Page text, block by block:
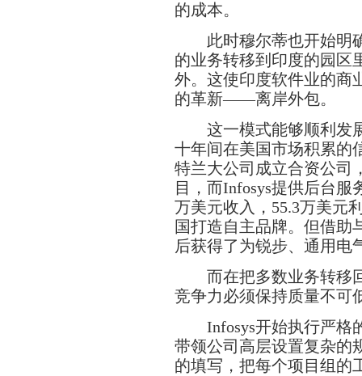
的成本。
此时穆尔蒂也开始明确
的业务转移到印度的园区
外。这使印度软件业的商
的革新——离岸外包。
这一模式能够顺利发展
十年间在美国市场积累的
特兰大公司成立合资公司
目，而Infosys提供后台服
万美元收入，55.3万美元
国打造自主品牌。但借助
后获得了为锐步、通用电
而在把多数业务转移回
竞争力必须保持质量不可
Infosys开始执行严格
带领公司高层设置复杂的
的填写，把每个项目组的